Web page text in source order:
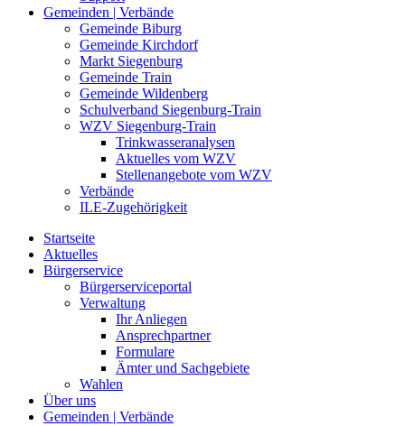
Gemeinden | Verbände
Gemeinde Biburg
Gemeinde Kirchdorf
Markt Siegenburg
Gemeinde Train
Gemeinde Wildenberg
Schulverband Siegenburg-Train
WZV Siegenburg-Train
Trinkwasseranalysen
Aktuelles vom WZV
Stellenangebote vom WZV
Verbände
ILE-Zugehörigkeit
Startseite
Aktuelles
Bürgerservice
Bürgerserviceportal
Verwaltung
Ihr Anliegen
Ansprechpartner
Formulare
Ämter und Sachgebiete
Wahlen
Über uns
Gemeinden | Verbände